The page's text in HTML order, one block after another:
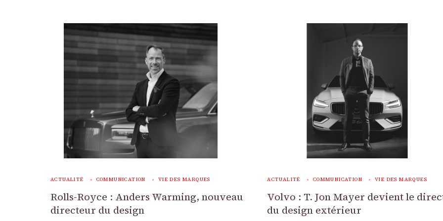
ACTUALITÉ COMMUNICATION VIE DES MARQUES
Rolls-Royce : Anders Warming, nouveau
directeur du design
ACTUALITÉ COMMUNICATION VIE DES MARQUES
Volvo : T. Jon Mayer devient le
du design extérieur